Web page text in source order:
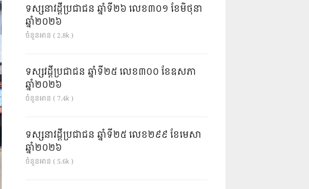
ទស្សនាវដ្ដីប្រជាជន ឆ្នាំទី២៦ លេខ៣០១ ខែមិថុនា
ឆ្នាំ២០២៦
ចំនួនអាន ( 2.8k )
ទស្សវដ្តីប្រជាជន ឆ្នាំទី២៥ លេខ៣០០ ខែឧសភា
ឆ្នាំ២០២៦
ចំនួនអាន ( 7.4k )
ទស្សនាវដ្ដីប្រជាជន ឆ្នាំទី២៥ លេខ២៩៩ ខែមេសា
ឆ្នាំ២០២៦
ចំនួនអាន ( 5.6k )